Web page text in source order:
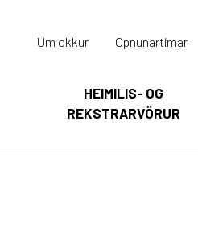
HEIMILIS- OG
REKSTRARVÖRUR
Um okkur Opnunartímar
Karfan þín